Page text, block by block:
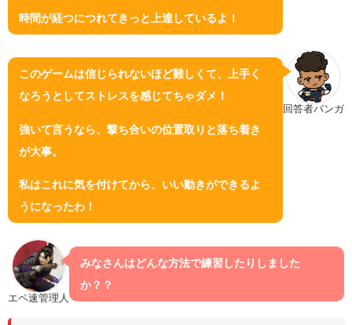
時間が経つにつれてきっと上達しているよ！
回答者バンガ
このゲームは信じられないほど難しくて、上手く
なろうとしてストレスを感じてちゃダメ！
強いて言うなら、撃ち合いの位置取りと落ち着き
が大事。
私はこれに気を付けてから、いい動きができるよ
うになったわ！
エペ速管理人
みなさんはどんな方法で練習したりしました
か？？